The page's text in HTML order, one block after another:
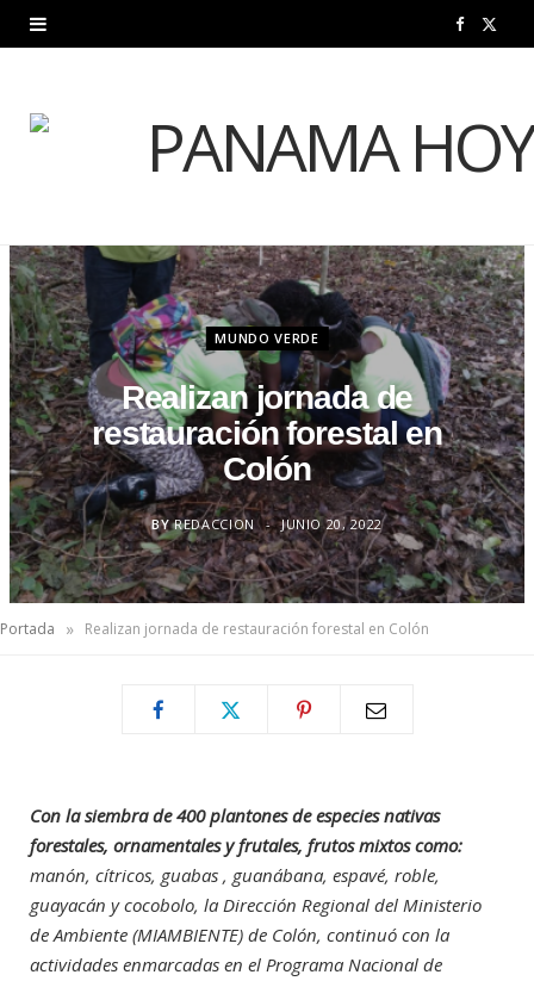
F
e
o
o
k
w
t
t
e
r
)
MUNDO VERDE
Realizan jornada de
restauración forestal en
Colón
BY REDACCION JUNIO 20, 2022
Portada » Realizan jornada de restauración forestal en Colón
Con la siembra de 400 plantones de especies nativas
forestales, ornamentales y frutales, frutos mixtos como:
manón, cítricos, guabas , guanábana, espavé, roble,
guayacán y cocobolo, la Dirección Regional del Ministerio
de Ambiente (MIAMBIENTE) de Colón, continuó con la
actividades enmarcadas en el Programa Nacional de